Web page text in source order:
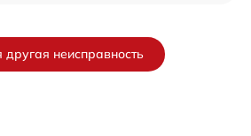
другая неисправность